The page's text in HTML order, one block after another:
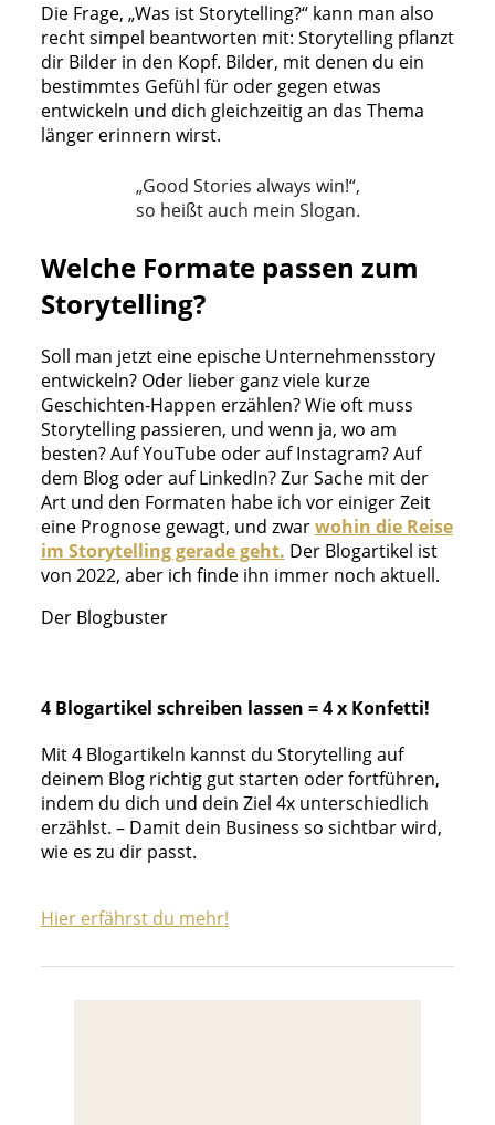
Die Frage, „Was ist Storytelling?“ kann man also
recht simpel beantworten mit: Storytelling pflanzt
dir Bilder in den Kopf. Bilder, mit denen du ein
bestimmtes Gefühl für oder gegen etwas
entwickeln und dich gleichzeitig an das Thema
länger erinnern wirst.
„Good Stories always win!“,
so heißt auch mein Slogan.
Welche Formate passen zum
Storytelling?
Soll man jetzt eine epische Unternehmensstory
entwickeln? Oder lieber ganz viele kurze
Geschichten-Happen erzählen? Wie oft muss
Storytelling passieren, und wenn ja, wo am
besten? Auf YouTube oder auf Instagram? Auf
dem Blog oder auf LinkedIn? Zur Sache mit der
Art und den Formaten habe ich vor einiger Zeit
eine Prognose gewagt, und zwarwohin die Reise
im Storytelling gerade geht. Der Blogartikel ist
von 2022, aber ich finde ihn immer noch aktuell.
Der Blogbuster
4 Blogartikel schreiben lassen = 4 x Konfetti!
Mit 4 Blogartikeln kannst du Storytelling auf
deinem Blog richtig gut starten oder fortführen,
indem du dich und dein Ziel 4x unterschiedlich
erzählst. – Damit dein Business so sichtbar wird,
wie es zu dir passt.
Hier erfährst du mehr!